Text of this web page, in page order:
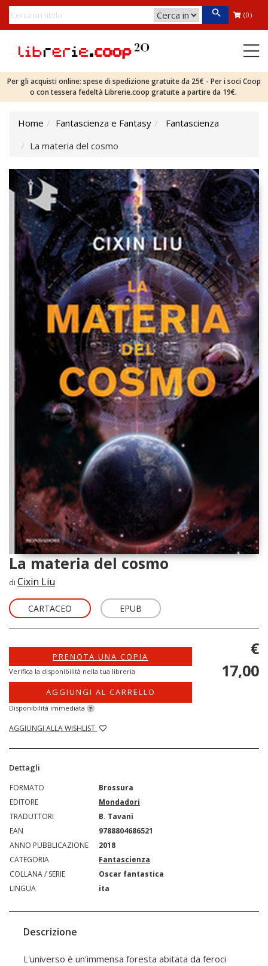
(0)
Per gli acquisti online: spese di spedizione gratuite da 25€ - Per i soci Coop
o con tessera fedeltà Librerie.coop gratuite a partire da 19€.
Home Fantascienza e Fantasy
Fantascienza
La materia del cosmo
La materia del cosmo
di Cixin Liu
CARTACEO EPUB
PRENOTA UNA COPIA
Verifica la disponibilità nella tua libreria
AGGIUNGI AL CARRELLO
Disponibilità immediata ?
AGGIUNGI ALLA WISHLIST
€
17,00
Dettagli
FORMATO
Brossura
EDITORE
Mondadori
TRADUTTORI
B. Tavani
EAN
9788804686521
ANNO PUBBLICAZIONE
2018
CATEGORIA
Fantascienza
COLLANA / SERIE
Oscar fantastica
LINGUA
ita
Descrizione
L'universo è un'immensa foresta abitata da feroci